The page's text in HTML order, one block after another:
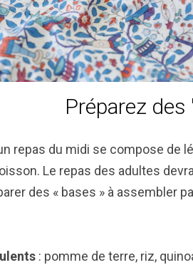
Préparez des
repas du midi se compose de
Le repas des adultes
des « bases » à assembler
: pomme de terre, riz,